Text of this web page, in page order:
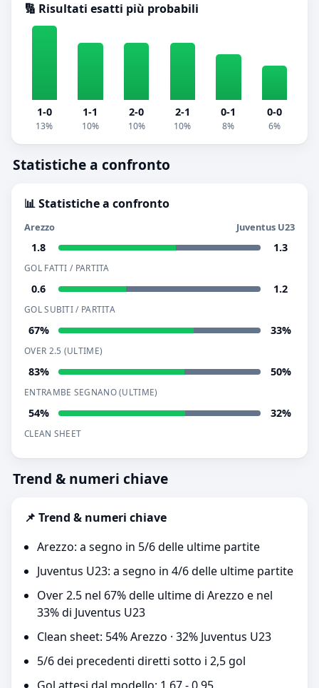
🔢 Risultati esatti più probabili
1-0
13%
1-1
10%
2-0
10%
2-1
10%
0-1
8%
0-0
6%
Statistiche a confronto
📊 Statistiche a confronto
Arezzo Juventus U23
1.8 1.3
GOL FATTI / PARTITA
0.6 1.2
GOL SUBITI / PARTITA
67% 33%
OVER 2.5 (ULTIME)
83% 50%
ENTRAMBE SEGNANO (ULTIME)
54% 32%
CLEAN SHEET
Trend & numeri chiave
📌 Trend & numeri chiave
Arezzo: a segno in 5/6 delle ultime partite
Juventus U23: a segno in 4/6 delle ultime partite
Over 2.5 nel 67% delle ultime di Arezzo e nel
33% di Juventus U23
Clean sheet: 54% Arezzo · 32% Juventus U23
5/6 dei precedenti diretti sotto i 2,5 gol